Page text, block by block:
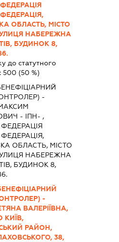
ОБЛАСТЬ, МІСТО
НАБЕРЕЖНА
БУДИНОК 8,
до статутного
500 (50 %)
-
- ІПН- ,
ОБЛАСТЬ, МІСТО
НАБЕРЕЖНА
БУДИНОК 8,
-
ВАЛЕРІЇВНА,
КИЇВ,
РАЙОН,
38,